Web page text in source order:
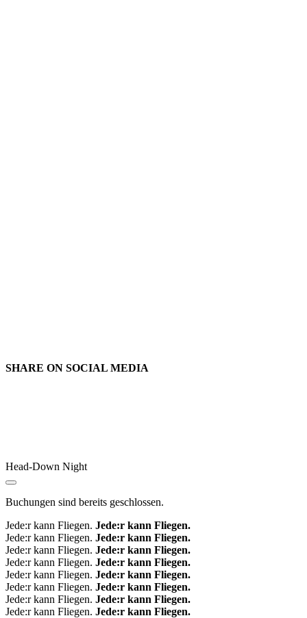
SHARE ON SOCIAL MEDIA
Head-Down Night
Buchungen sind bereits geschlossen.
Jede:r kann Fliegen. Jede:r kann Fliegen.
Jede:r kann Fliegen. Jede:r kann Fliegen.
Jede:r kann Fliegen. Jede:r kann Fliegen.
Jede:r kann Fliegen. Jede:r kann Fliegen.
Jede:r kann Fliegen. Jede:r kann Fliegen.
Jede:r kann Fliegen. Jede:r kann Fliegen.
Jede:r kann Fliegen. Jede:r kann Fliegen.
Jede:r kann Fliegen. Jede:r kann Fliegen.